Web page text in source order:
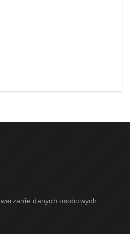
danych osobowych